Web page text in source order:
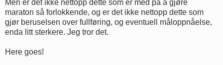
Men er det ikke nettopp dette som er med på å gjøre
maraton så forlokkende, og er det ikke nettopp dette som
gjør beruselsen over fullføring, og eventuell måloppnåelse,
enda litt sterkere. Jeg tror det.
Here goes!